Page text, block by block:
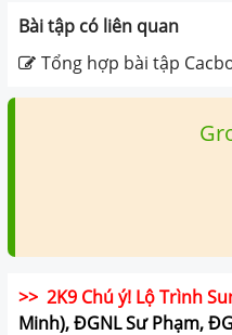
Bài tập có liên quan
Tổng hợp bài tập
>> 2K9 Chú ý! Lộ Trình
Minh), ĐGNL Sư Phạm,